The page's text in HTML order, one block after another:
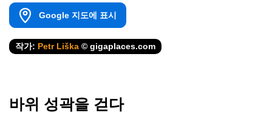
Google 지도에 표시
작가: Petr Liška © gigaplaces.com
바위 성곽을 걷다